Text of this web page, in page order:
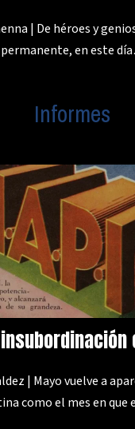
| De héroes y
en este
Informes
| Mayo vuelve a
como el mes en que